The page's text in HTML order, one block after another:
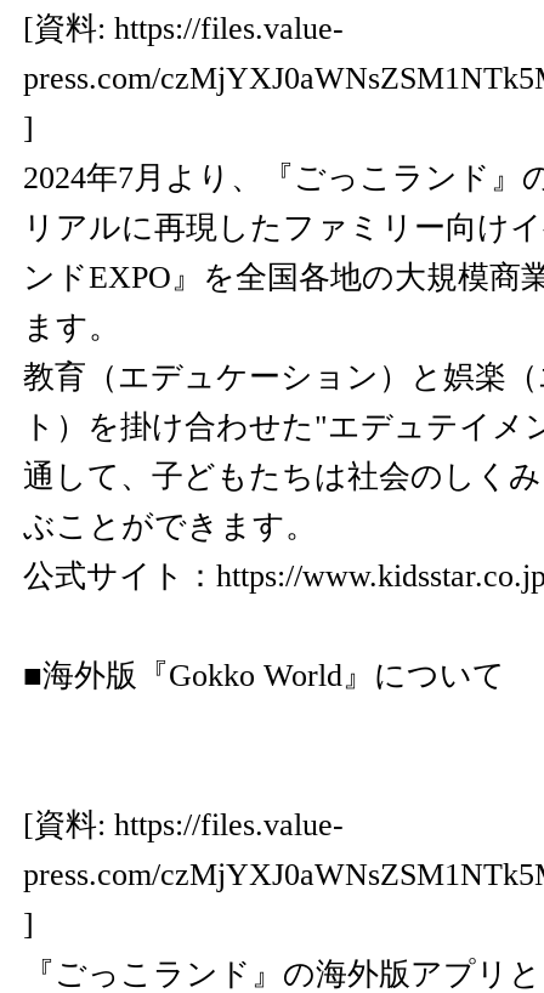
[資料: https://files.value-
press.com/
]
2024年7月より、『ごっこランド』
リアルに再現したファミリー向け
ンドEXPO』を全国各地の大規模商
ます。
教育（エデュケーション）と娯楽
ト）を掛け合わせた"エデュテイメ
通して、子どもたちは社会のしく
ぶことができます。
公式サイト： https://
■海外版『Gokko World』について
[資料: https://files.value-
press.com/
]
『ごっこランド』の海外版アプリ